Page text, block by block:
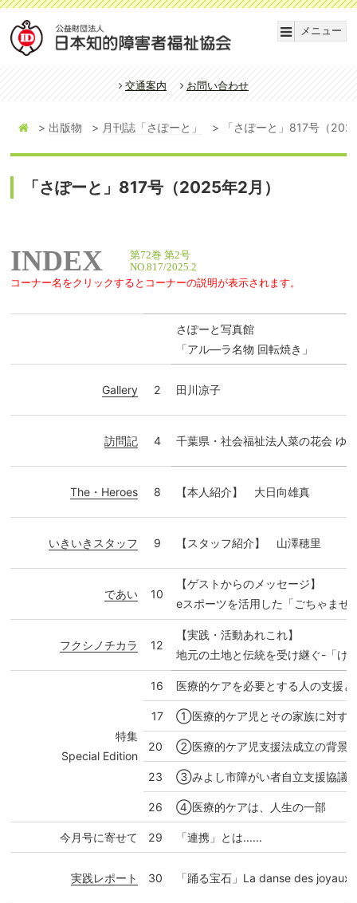
メニュー
交通案内 お問い合わせ
出版物 月刊誌「さぽーと」 「さぽーと」817号（
「さぽーと」817号（2025年2月）
INDEX
第72巻 第2号
NO.817/2025.2
コーナー名をクリックするとコーナーの説明が表示されます。
さぽーと写真館
「アル―ラ名物 回転焼き」
Gallery 2 田川凉子
訪問記 4 千葉県・社会福祉法人菜の花会
The・Heroes 8 【本人紹介】 大日向雄真
いきいきスタッフ 9 【スタッフ紹介】 山澤穂里
であい 10
【ゲストからのメッセージ】
eスポーツを活用した「ごちゃまぜ
フクシノチカラ 12
【実践・活動あれこれ】
地元の土地と伝統を受け継ぐ-「け
特集
Special Edition
16 医療的ケアを必要とする人の支援
17 ①医療的ケア児とその家族に対す
20 ②医療的ケア児支援法成立の背景
23 ③みよし市障がい者自立支援協議
26 ④医療的ケアは、人生の一部
今月号に寄せて 29 「連携」とは......
実践レポート 30 「踊る宝石」La danse des joyaux